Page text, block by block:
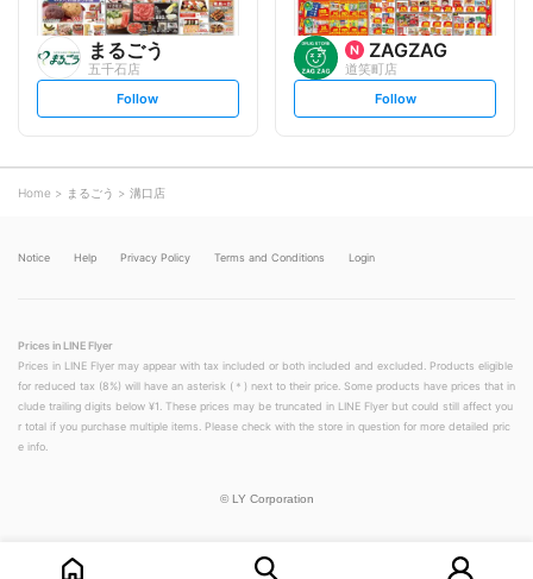
まるごう
五千石店
s
t
o
w
Follow
ZAGZAG
道笑町店
s
t
Follow
Home まるごう 溝口店
Notice Help Privacy Policy Terms and Conditions Login
Prices in LINE Flyer
Prices in LINE Flyer may appear with tax included or both included and excluded. Products eligible
for reduced tax (8%) will have an asterisk (＊) next to their price. Some products have prices that in
clude trailing digits below ¥1. These prices may be truncated in LINE Flyer but could still affect you
r total if you purchase multiple items. Please check with the store in question for more detailed pric
e info.
© LY Corporation